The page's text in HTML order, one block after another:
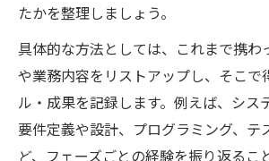
たかを整理しましょう。
具体的な方法としては、これまで携わ
や業務内容をリストアップし、そこで
ル・成果を記録します。例えば、シス
要件定義や設計、プログラミング、テ
ど、フェーズごとの経験を振り返るこ